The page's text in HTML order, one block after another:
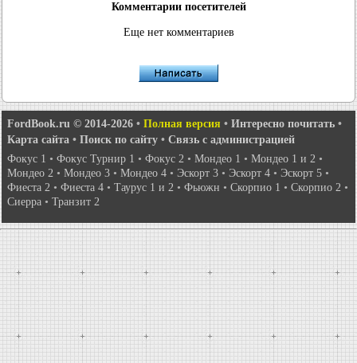
Комментарии посетителей
Еще нет комментариев
FordBook.ru © 2014-2026 • Полная версия • Интересно почитать •
Карта сайта • Поиск по сайту • Связь с администрацией
Фокус 1 • Фокус Турнир 1 • Фокус 2 • Мондео 1 • Мондео 1 и 2 •
Мондео 2 • Мондео 3 • Мондео 4 • Эскорт 3 • Эскорт 4 • Эскорт 5 •
Фиеста 2 • Фиеста 4 • Таурус 1 и 2 • Фьюжн • Скорпио 1 • Скорпио 2 •
Сиерра • Транзит 2